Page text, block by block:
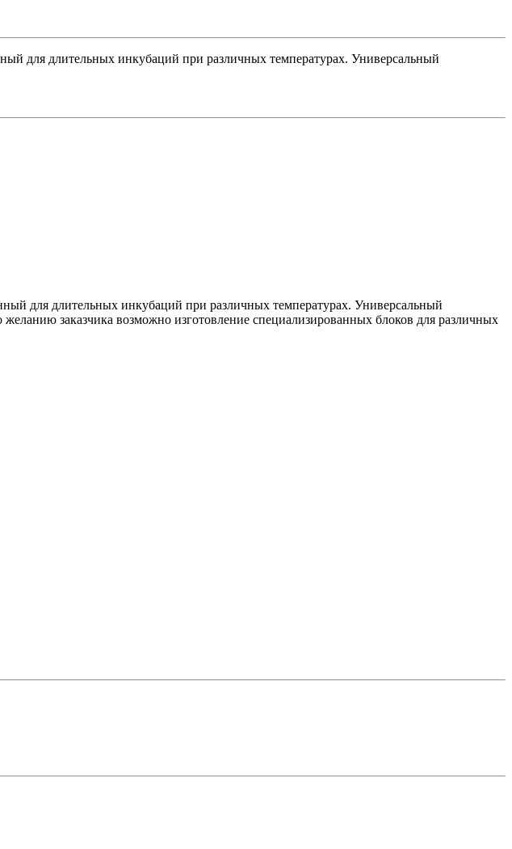
для длительных инкубаций при различных температурах. Универсальный
для длительных инкубаций при различных температурах. Универсальный
заказчика возможно изготовление специализированных блоков для различных